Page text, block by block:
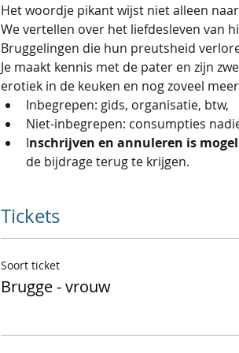
Het woordje pikant wijst niet alleen
We vertellen over het liefdesleven van
Bruggelingen die hun preutsheid
Je maakt kennis met de pater en zijn
erotiek in de keuken en nog zoveel
Inbegrepen: gids, organisatie, btw,
Niet-inbegrepen: consumpties
Inschrijven en annuleren is
de bijdrage terug te krijgen.
Tickets
Soort ticket
Brugge - vrouw